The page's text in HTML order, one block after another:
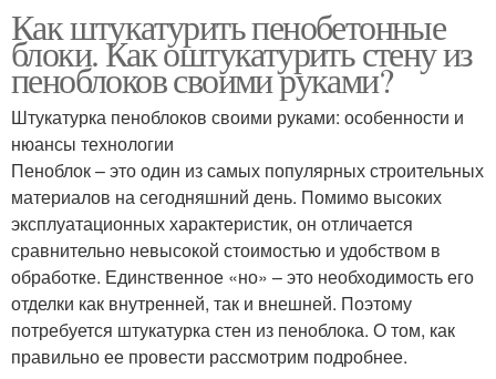
Как штукатурить пенобетонные
блоки. Как оштукатурить стену из
пеноблоков своими руками?
Штукатурка пеноблоков своими руками: особенности и
нюансы технологии
Пеноблок – это один из самых популярных строительных
материалов на сегодняшний день. Помимо высоких
эксплуатационных характеристик, он отличается
сравнительно невысокой стоимостью и удобством в
обработке. Единственное «но» – это необходимость его
отделки как внутренней, так и внешней. Поэтому
потребуется штукатурка стен из пеноблока. О том, как
правильно ее провести рассмотрим подробнее.